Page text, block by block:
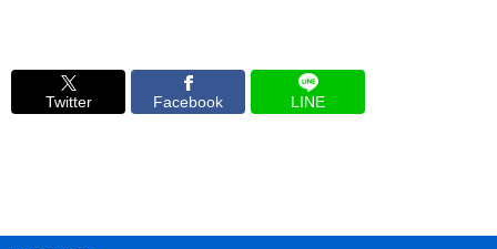
Twitter Facebook LINE